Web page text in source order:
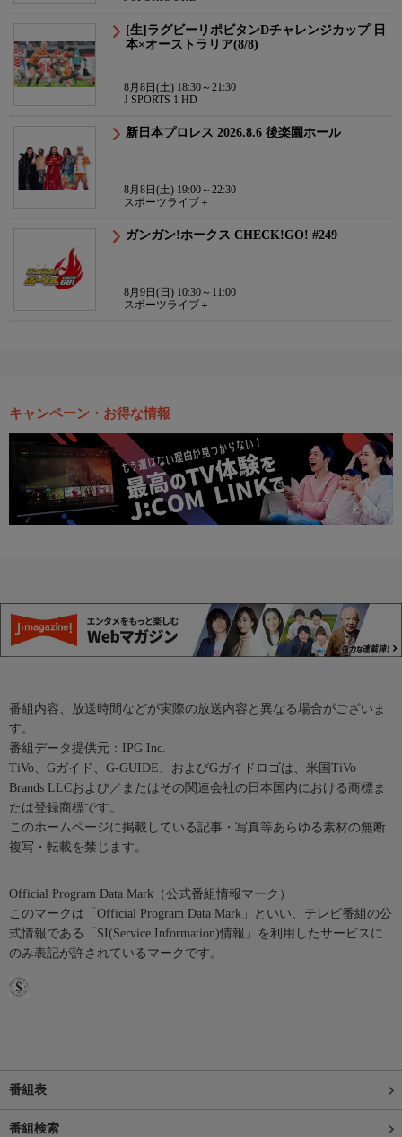
[生]ラグビーリポビタンDチャレンジカップ 日
本×オーストラリア(8/8)
8月8日(土) 18:30～21:30
J SPORTS 1 HD
新日本プロレス 2026.8.6 後楽園ホール
8月8日(土) 19:00～22:30
スポーツライブ＋
ガンガン!ホークス CHECK!GO! #249
8月9日(日) 10:30～11:00
スポーツライブ＋
キャンペーン・お得な情報
番組内容、放送時間などが実際の放送内容と異なる場合がございま
す。
番組データ提供元：IPG Inc.
TiVo、Gガイド、G-GUIDE、およびGガイドロゴは、米国TiVo
Brands LLCおよび／またはその関連会社の日本国内における商標ま
たは登録商標です。
このホームページに掲載している記事・写真等あらゆる素材の無断
複写・転載を禁じます。
Official Program Data Mark（公式番組情報マーク）
このマークは「Official Program Data Mark」といい、テレビ番組の公
式情報である「SI(Service Information)情報」を利用したサービスに
のみ表記が許されているマークです。
番組表
番組検索